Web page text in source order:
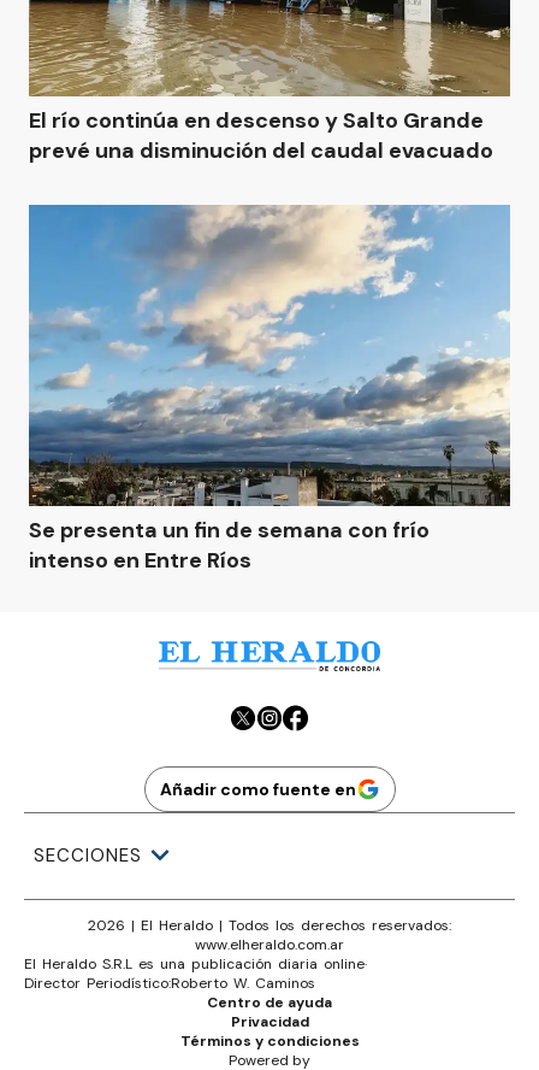
El río continúa en descenso y Salto Grande
prevé una disminución del caudal evacuado
Se presenta un fin de semana con frío
intenso en Entre Ríos
Añadir como fuente en
SECCIONES
2026 | El Heraldo | Todos los derechos reservados:
www.elheraldo.com.ar
El Heraldo S.R.L es una publicación diaria online·
Director Periodístico:Roberto W. Caminos
Términos y condiciones
Privacidad
Centro de ayuda
Powered by